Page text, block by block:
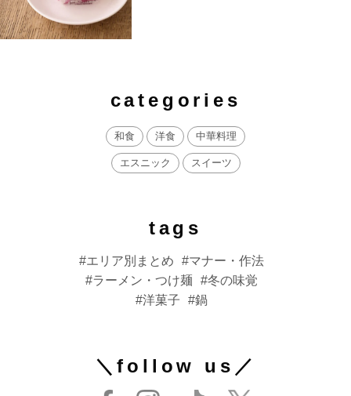
categories
和食 洋食 中華料理
エスニック スイーツ
tags
エリア別まとめ
マナー・作法
ラーメン・つけ麺
冬の味覚
洋菓子
鍋
＼follow us／